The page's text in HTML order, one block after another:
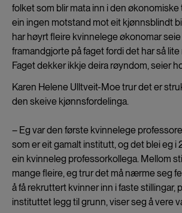
folket som blir mata inn i den
ein ingen motstand mot eit kjønnsblindt
har høyrt fleire kvinnelege økonomar
framandgjorte på faget fordi det har så
Faget dekker ikkje deira røyndom, seier
Karen Helene Ulltveit-Moe trur det er
den skeive kjønnsfordelinga.
– Eg var den første kvinnelege
som er eit gamalt institutt, og det blei eg i
ein kvinneleg professorkollega. Mellom
mange fleire, eg trur det må nærme seg
å få rekruttert kvinner inn i faste stillingar,
instituttet legg til grunn, viser seg å vere